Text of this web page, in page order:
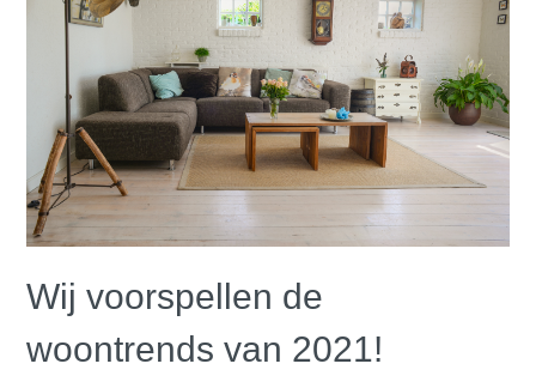
Wij voorspellen de
woontrends van 2021!